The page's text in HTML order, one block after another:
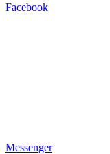
Facebook
Messenger